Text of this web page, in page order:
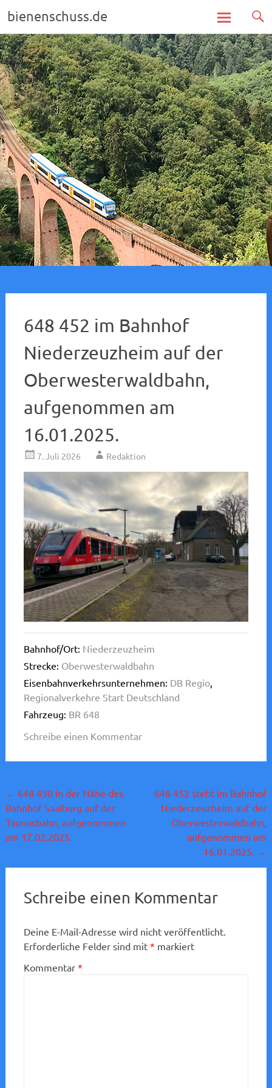
bienenschuss.de
Zum
Inhalt
springen
648 452 im Bahnhof
Niederzeuzheim auf der
Oberwesterwaldbahn,
aufgenommen am
16.01.2025.
7. Juli 2026 Redaktion
Bahnhof/Ort: Niederzeuzheim
Strecke: Oberwesterwaldbahn
Eisenbahnverkehrsunternehmen: DB Regio,
Regionalverkehre Start Deutschland
Fahrzeug: BR 648
Schreibe einen Kommentar
Beitragsnavigation
← 648 450 in der Nähe des
Bahnhof Saalburg auf der
Taunusbahn, aufgenommen
am 17.02.2025.
648 452 steht im Bahnhof
Niederzeuzheim auf der
Oberwesterwaldbahn,
aufgenommen am
16.01.2025. →
Schreibe einen Kommentar
Deine E-Mail-Adresse wird nicht veröffentlicht.
Erforderliche Felder sind mit * markiert
Kommentar *